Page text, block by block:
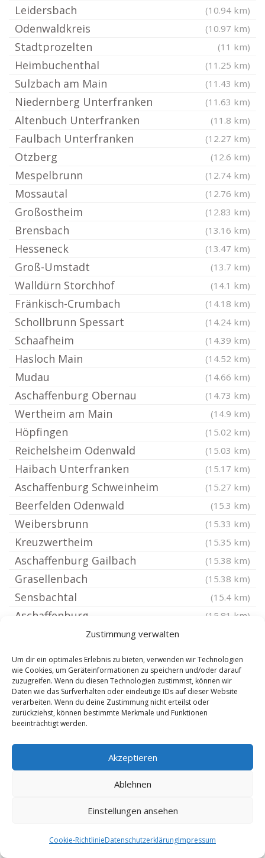
Zustimmung verwalten
Um dir ein optimales Erlebnis zu bieten, verwenden wir Technologien
wie Cookies, um Geräteinformationen zu speichern und/oder darauf
zuzugreifen. Wenn du diesen Technologien zustimmst, können wir
Daten wie das Surfverhalten oder eindeutige IDs auf dieser Website
verarbeiten. Wenn du deine Zustimmung nicht erteilst oder
zurückziehst, können bestimmte Merkmale und Funktionen
beeinträchtigt werden.
Akzeptieren
Ablehnen
Einstellungen ansehen
Cookie-RichtlinieDatenschutzerklärungImpressum
Leidersbach (10.94 km)
Odenwaldkreis (10.97 km)
Stadtprozelten (11 km)
Heimbuchenthal (11.25 km)
Sulzbach am Main (11.43 km)
Niedernberg Unterfranken (11.63 km)
Altenbuch Unterfranken (11.8 km)
Faulbach Unterfranken (12.27 km)
Otzberg (12.6 km)
Mespelbrunn (12.74 km)
Mossautal (12.76 km)
Großostheim (12.83 km)
Brensbach (13.16 km)
Hesseneck (13.47 km)
Groß-Umstadt (13.7 km)
Walldürn Storchhof (14.1 km)
Fränkisch-Crumbach (14.18 km)
Schollbrunn Spessart (14.24 km)
Schaafheim (14.39 km)
Hasloch Main (14.52 km)
Mudau (14.66 km)
Aschaffenburg Obernau (14.73 km)
Wertheim am Main (14.9 km)
Höpfingen (15.02 km)
Reichelsheim Odenwald (15.03 km)
Haibach Unterfranken (15.17 km)
Aschaffenburg Schweinheim (15.27 km)
Beerfelden Odenwald (15.3 km)
Weibersbrunn (15.33 km)
Kreuzwertheim (15.35 km)
Aschaffenburg Gailbach (15.38 km)
Grasellenbach (15.38 km)
Sensbachtal (15.4 km)
Aschaffenburg (15.81 km)
Groß-Bieberau
Bessenbach (15.99 km)
Hardheim Odenwald (16.14 km)
Reinheim (16.17 km)
Külsheim Baden
Bischbrunn (16.4 km)
Aschaffenburg Königshofen
Aschaffenburg Steigerwald
Buchen Odenwald (16.68 km)